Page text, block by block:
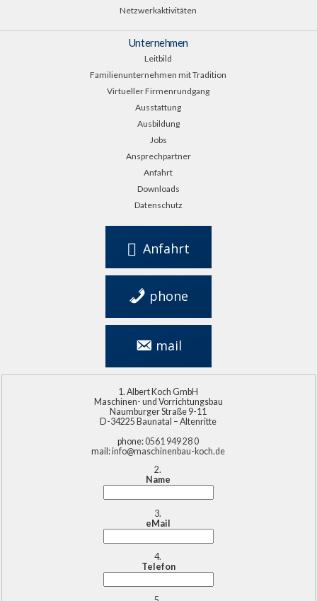
Netzwerkaktivitäten
Unternehmen
Leitbild
Familienunternehmen mit Tradition
Virtueller Firmenrundgang
Ausstattung
Ausbildung
Jobs
Ansprechpartner
Anfahrt
Downloads
Datenschutz
Anfahrt
phone
0561 949 28 0
mail
info@maschinenbau-
Albert Koch GmbH
Maschinen- und Vorrichtungsbau
Naumburger Straße 9-11
D-34225 Baunatal – Altenritte
phone:0561 949 28 0
mail:info@maschinenbau-koch.de
Name
eMail
Telefon